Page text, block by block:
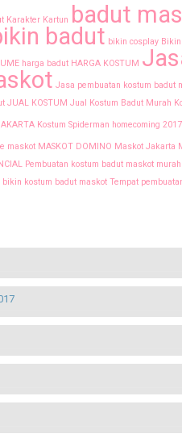
Karakter Kartun badut
badut bikin cosplay
harga badut HARGA KOSTUM
Jasa pembuatan kostum badut
JUAL KOSTUM Jual Kostum Badut Murah
Kostum Spiderman homecoming 2017
maskot MASKOT DOMINO Maskot Jakarta
Pembuatan kostum badut maskot murah
bikin kostum badut maskot Tempat